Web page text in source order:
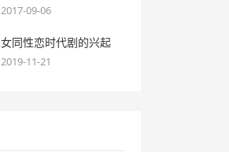
2017-09-06
女同性恋时代剧的兴起
2019-11-21